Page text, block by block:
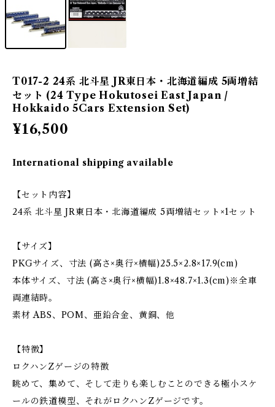
T017-2 24系 北斗星 JR東日本・北海道編成 5両増結
セット (24 Type Hokutosei East Japan /
Hokkaido 5Cars Extension Set)
¥16,500
International shipping available
【セット内容】
24系 北斗星 JR東日本・北海道編成 5両増結セット×1セット
【サイズ】
PKGサイズ、寸法 (高さ×奥行×横幅)25.5×2.8×17.9(cm)
本体サイズ、寸法 (高さ×奥行×横幅)1.8×48.7×1.3(cm)※全車
両連結時。
素材 ABS、POM、亜鉛合金、黄銅、他
【特徴】
ロクハンZゲージの特徴
眺めて、集めて、そして走りも楽しむことのできる極小スケ
ールの鉄道模型、それがロクハンZゲージです。